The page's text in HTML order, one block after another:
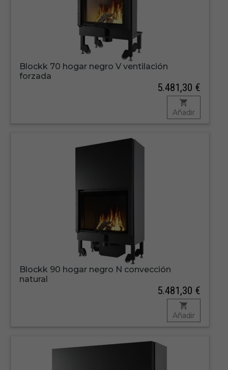
Blockk 70 hogar negro V ventilación
forzada
5.481,30 €
Añadir
Blockk 90 hogar negro N convección
natural
5.481,30 €
Añadir